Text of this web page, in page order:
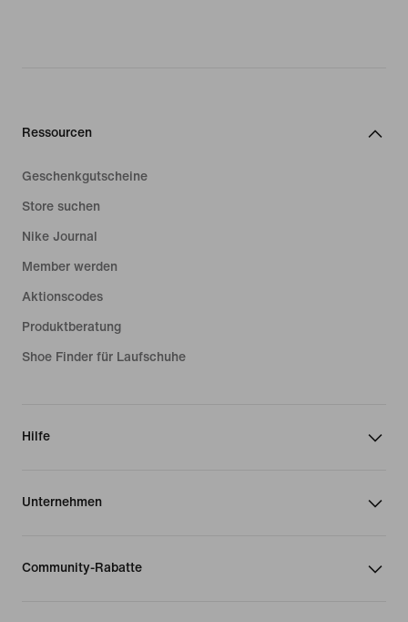
Ressourcen
Geschenkgutscheine
Store suchen
Nike Journal
Member werden
Aktionscodes
Produktberatung
Shoe Finder für Laufschuhe
Hilfe
Unternehmen
Community-Rabatte